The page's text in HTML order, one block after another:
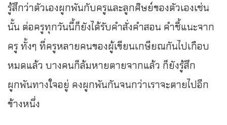
รู้สึกว่าตัวเองผูกพันกับครูและลูกศิษย์ของตัวเองเช่น
นั้น ต่อครูทุกวันนี้ก็ยังได้รับคำสั่งคำสอน คำชี้แนะจาก
ครู ทั้งๆ ที่ครูหลายคนของผู้เขียนเกษียณกันไปเกือบ
หมดแล้ว บางคนก็ล้มหายตายจากแล้ว ก็ยังรู้สึก
ผูกพันทางใจอยู่ คงผูกพันกันจนกว่าเราจะตายไปอีก
ข้างหนึ่ง